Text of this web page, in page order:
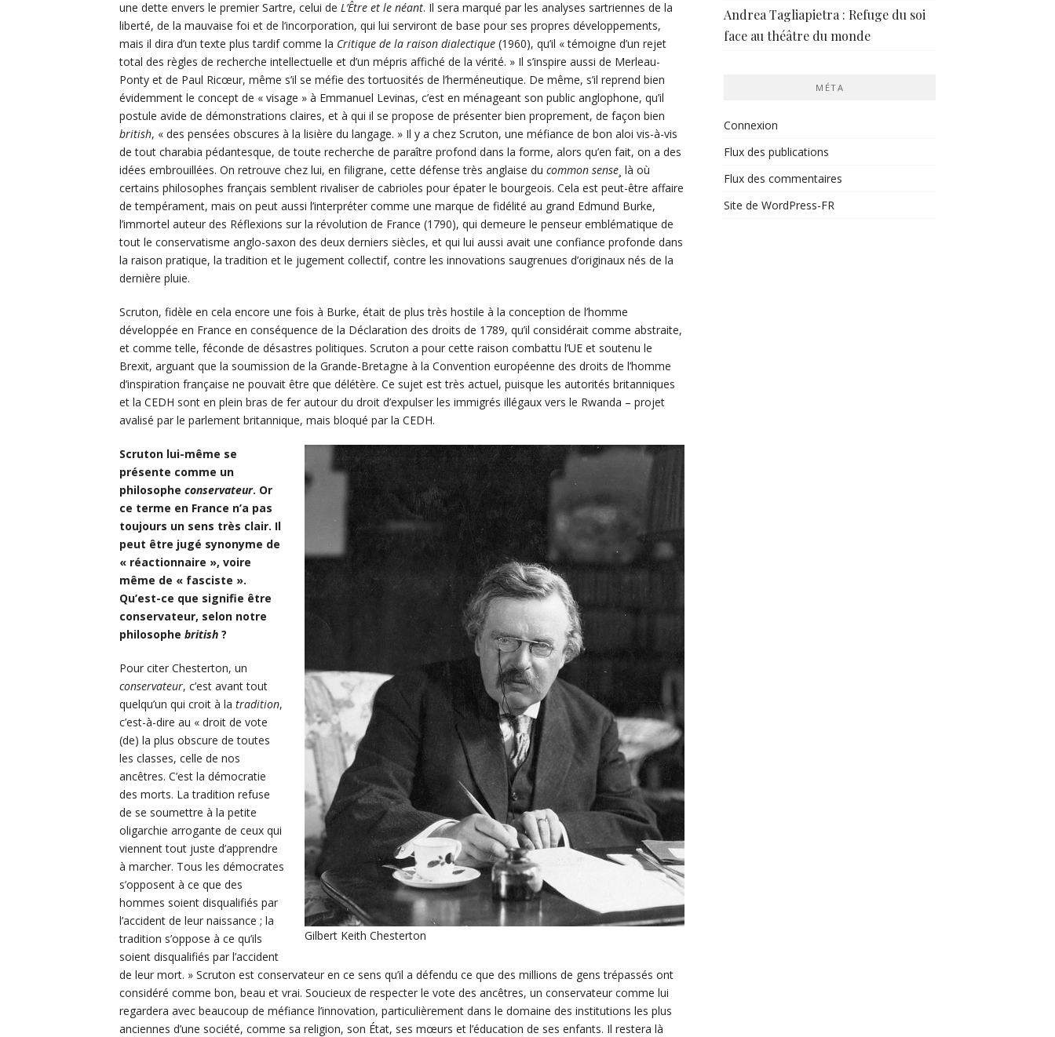
une dette envers le premier Sartre, celui de L’Être et le néant. Il sera marqué par les analyses sartriennes de la
liberté, de la mauvaise foi et de l’incorporation, qui lui serviront de base pour ses propres développements,
mais il dira d’un texte plus tardif comme la Critique de la raison dialectique (1960), qu’il « témoigne d’un rejet
total des règles de recherche intellectuelle et d’un mépris affiché de la vérité. » Il s’inspire aussi de Merleau-
Ponty et de Paul Ricœur, même s’il se méfie des tortuosités de l’herméneutique. De même, s’il reprend bien
évidemment le concept de « visage » à Emmanuel Levinas, c’est en ménageant son public anglophone, qu’il
postule avide de démonstrations claires, et à qui il se propose de présenter bien proprement, de façon bien
british, « des pensées obscures à la lisière du langage. » Il y a chez Scruton, une méfiance de bon aloi vis-à-vis
de tout charabia pédantesque, de toute recherche de paraître profond dans la forme, alors qu’en fait, on a des
idées embrouillées. On retrouve chez lui, en filigrane, cette défense très anglaise du common sense ¸ là où
certains philosophes français semblent rivaliser de cabrioles pour épater le bourgeois. Cela est peut-être affaire
de tempérament, mais on peut aussi l’interpréter comme une marque de fidélité au grand Edmund Burke,
l’immortel auteur des Réflexions sur la révolution de France (1790), qui demeure le penseur emblématique de
tout le conservatisme anglo-saxon des deux derniers siècles, et qui lui aussi avait une confiance profonde dans
la raison pratique, la tradition et le jugement collectif, contre les innovations saugrenues d’originaux nés de la
dernière pluie.
Scruton, fidèle en cela encore une fois à Burke, était de plus très hostile à la conception de l’homme
développée en France en conséquence de la Déclaration des droits de 1789, qu’il considérait comme abstraite,
et comme telle, féconde de désastres politiques. Scruton a pour cette raison combattu l’UE et soutenu le
Brexit, arguant que la soumission de la Grande-Bretagne à la Convention européenne des droits de l’homme
d’inspiration française ne pouvait être que délétère. Ce sujet est très actuel, puisque les autorités britanniques
et la CEDH sont en plein bras de fer autour du droit d’expulser les immigrés illégaux vers le Rwanda – projet
avalisé par le parlement britannique, mais bloqué par la CEDH.
Gilbert Keith Chesterton
Scruton lui-même se
présente comme un
philosophe conservateur. Or
ce terme en France n’a pas
toujours un sens très clair. Il
peut être jugé synonyme de
« réactionnaire », voire
même de « fasciste ».
Qu’est-ce que signifie être
conservateur, selon notre
philosophe british ?
Pour citer Chesterton, un
conservateur, c’est avant tout
quelqu’un qui croit à la tradition,
c’est-à-dire au « droit de vote
(de) la plus obscure de toutes
les classes, celle de nos
ancêtres. C’est la démocratie
des morts. La tradition refuse
de se soumettre à la petite
oligarchie arrogante de ceux qui
viennent tout juste d’apprendre
à marcher. Tous les démocrates
s’opposent à ce que des
hommes soient disqualifiés par
l’accident de leur naissance ; la
tradition s’oppose à ce qu’ils
soient disqualifiés par l’accident
de leur mort. » Scruton est conservateur en ce sens qu’il a défendu ce que des millions de gens trépassés ont
considéré comme bon, beau et vrai. Soucieux de respecter le vote des ancêtres, un conservateur comme lui
regardera avec beaucoup de méfiance l’innovation, particulièrement dans le domaine des institutions les plus
anciennes d’une société, comme sa religion, son État, ses mœurs et l’éducation de ses enfants. Il restera là
Andrea Tagliapietra : Refuge du soi
face au théâtre du monde
MÉTA
Connexion
Flux des publications
Flux des commentaires
Site de WordPress-FR